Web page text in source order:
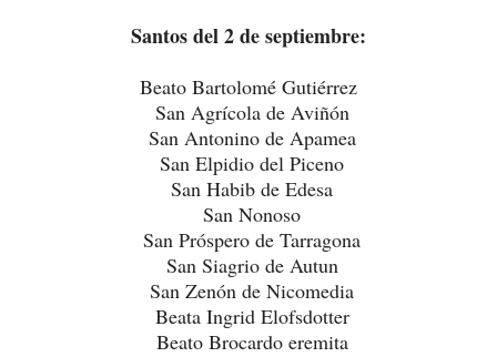
Santos del 2 de septiembre:
Beato Bartolomé Gutiérrez
San Agrícola de Aviñón
San Antonino de Apamea
San Elpidio del Piceno
San Habib de Edesa
San Nonoso
San Próspero de Tarragona
San Siagrio de Autun
San Zenón de Nicomedia
Beata Ingrid Elofsdotter
Beato Brocardo eremita